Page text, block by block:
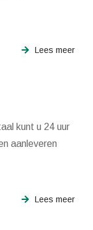
Lees meer
kunt u 24 uur
aanleveren
Lees meer